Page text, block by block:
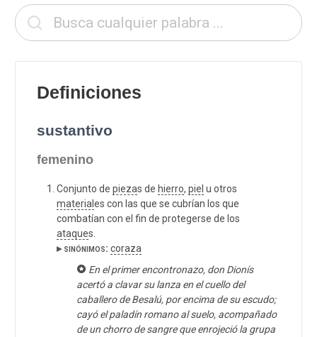
Definiciones
sustantivo
femenino
Conjunto de piezas de hierro, piel u otros
material es con las que se cubrían los que
combatían con el fin de protegerse de los
ataques.
▸ sinónimos: coraza
En el primer encontronazo, don Dionís
acertó a clavar su lanza en el cuello del
caballero de Besalú, por encima de su escudo;
cayó el paladín romano al suelo, acompañado
de un chorro de sangre que enrojeció la grupa